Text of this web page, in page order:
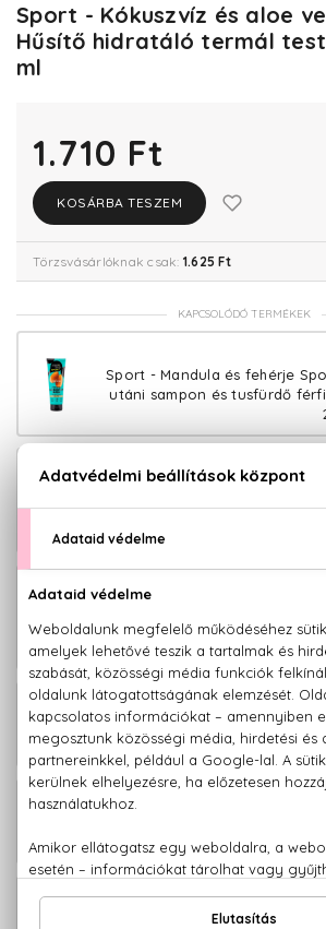
Sport - Kókuszvíz és aloe
Hűsítő hidratáló termál
ml
1.710 Ft
KOSÁRBA TESZEM
Törzsvásárlóknak csak: 1.625 Ft
KAPCSOLÓDÓ TERMÉKEK
Sport - Mandula és fehérje
utáni sampon és tusfürdő
utáni sampon és tusfürdő
sampon és tusfürdő
Sport - Chili és mentol
aroma haj- és testpermet
Sport - Őszibarack és